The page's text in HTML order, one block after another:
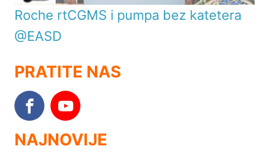
Roche rtCGMS i pumpa bez katetera
@EASD
PRATITE NAS
NAJNOVIJE